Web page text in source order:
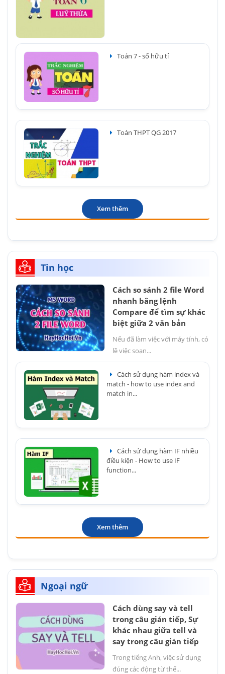
Toán 7 - số hữu tỉ
Toán THPT QG 2017
Xem thêm
Tin học
Cách so sánh 2 file Word
nhanh bằng lệnh
Compare để tìm sự khác
biệt giữa 2 văn bản
Nếu đã làm việc với máy tính, có
lẽ việc soạn...
Cách sử dụng hàm index và
match - how to use index and
match in...
Cách sử dụng hàm IF nhiều
điều kiện - How to use IF
function...
Xem thêm
Ngoại ngữ
Cách dùng say và tell
trong câu gián tiếp, Sự
khác nhau giữa tell và
say trong câu gián tiếp
Trong tiếng Anh, việc sử dụng
đúng các động từ thể...